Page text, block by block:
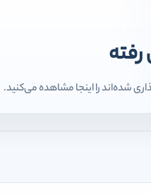
شده‌اند را اینجا مشاهده می‌کنید.